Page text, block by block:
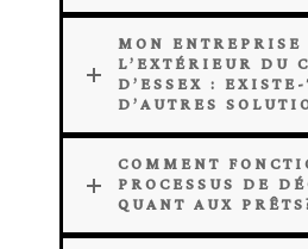
MON
L’EXTÉRIEUR DU
D’ESSEX :
D’AUTRES
COMMENT
PROCESSUS DE
QUANT AUX